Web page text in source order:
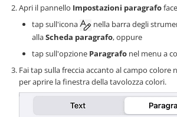
Apri il pannello Impostazioni paragrafo
tap sull'icona
nella barra degli
allaScheda paragrafo, oppure
tap sull'opzione Paragrafo nel menu a
Fai tap sulla freccia accanto al campo colore
per aprire la finestra della tavolozza colori.